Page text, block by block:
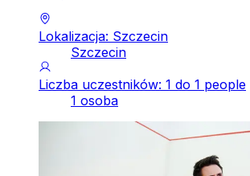
Lokalizacja: Szczecin
Szczecin
Liczba uczestników: 1 do 1 people
1 osoba